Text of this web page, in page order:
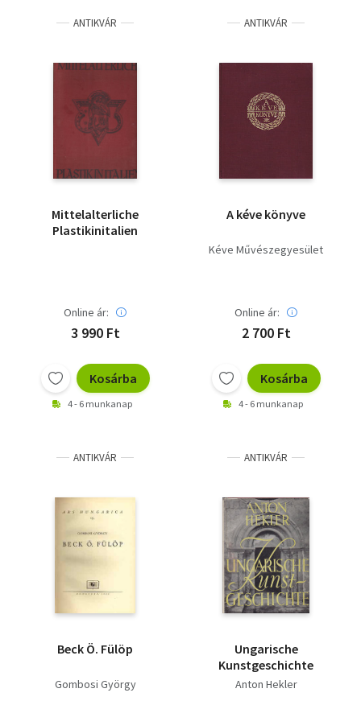
ANTIKVÁR
Mittelalterliche
Plastikinitalien
Online ár:
3 990 Ft
Kosárba
4 - 6 munkanap
ANTIKVÁR
A kéve könyve
Kéve Művészegyesület
Online ár:
2 700 Ft
Kosárba
4 - 6 munkanap
ANTIKVÁR
Beck Ö. Fülöp
Gombosi György
ANTIKVÁR
Ungarische
Kunstgeschichte
Anton Hekler